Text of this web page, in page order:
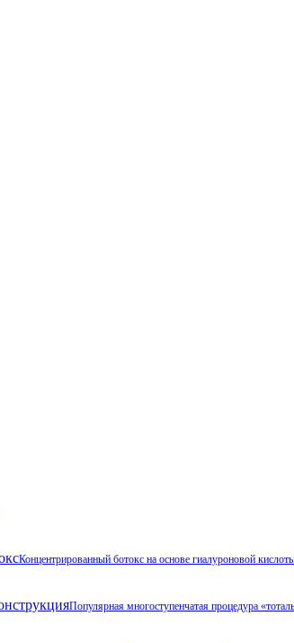
Концентрированный ботокс на основе гиалуроновой
Популярная многоступенчатая процедура